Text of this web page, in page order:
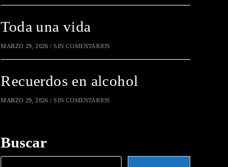
Toda una vida
MARZO 29, 2026 / SIN COMENTARIOS
Recuerdos en alcohol
MARZO 29, 2026 / SIN COMENTARIOS
Buscar